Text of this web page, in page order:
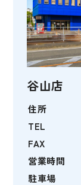
谷山店
住所
TEL
FAX
営業時間
駐車場